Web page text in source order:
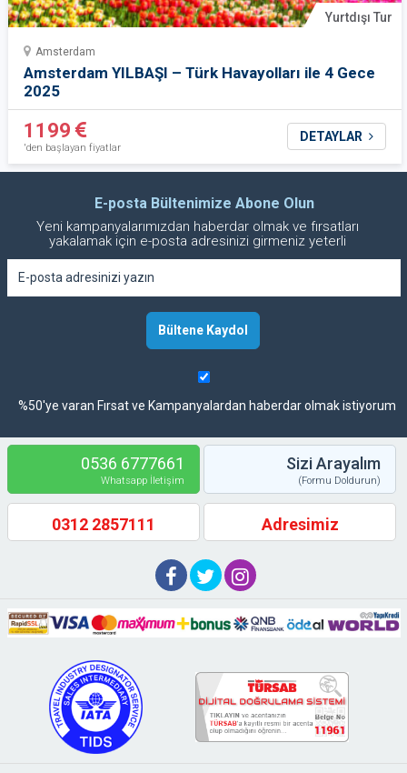
Yurtdışı Tur
Amsterdam
Amsterdam YILBAŞI – Türk Havayolları ile 4 Gece
2025
1199
'den başlayan fiyatlar
DETAYLAR
E-posta Bültenimize Abone Olun
Yeni kampanyalarımızdan haberdar olmak ve fırsatları
yakalamak için e-posta adresinizi girmeniz yeterli
%50'ye varan Fırsat ve Kampanyalardan haberdar olmak istiyorum
0536 6777661
Whatsapp İletişim
Sizi Arayalım
(Formu Doldurun)
0312 2857111 Adresimiz